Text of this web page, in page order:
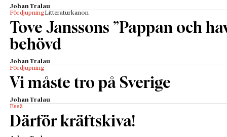
Johan Tralau
FördjupningLitteraturkanon
Tove Janssons ”Pappan och
behövd
Johan Tralau
Fördjupning
Vi måste tro på Sverige
Johan Tralau
Essä
Därför kräftskiva!